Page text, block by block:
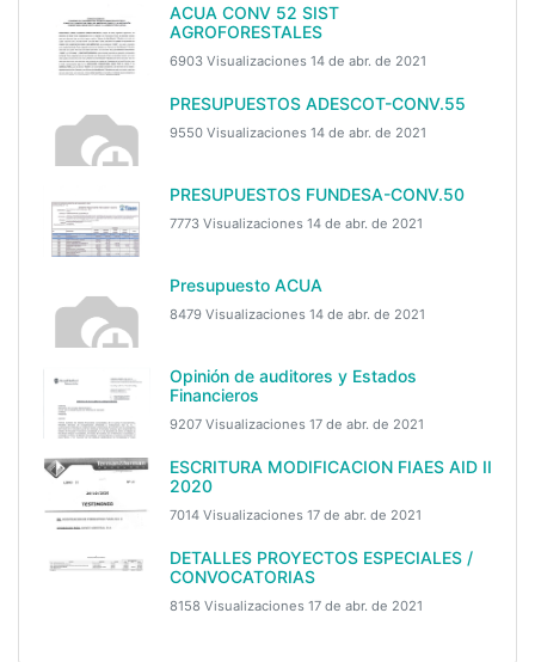
ACUA CONV 52 SIST
AGROFORESTALES
6903 Visualizaciones 14 de abr. de 2021
PRESUPUESTOS ADESCOT-CONV.55
9550 Visualizaciones 14 de abr. de 2021
PRESUPUESTOS FUNDESA-CONV.50
7773 Visualizaciones 14 de abr. de 2021
Presupuesto ACUA
8479 Visualizaciones 14 de abr. de 2021
Opinión de auditores y Estados
Financieros
9207 Visualizaciones 17 de abr. de 2021
ESCRITURA MODIFICACION FIAES AID II
2020
7014 Visualizaciones 17 de abr. de 2021
DETALLES PROYECTOS ESPECIALES /
CONVOCATORIAS
8158 Visualizaciones 17 de abr. de 2021